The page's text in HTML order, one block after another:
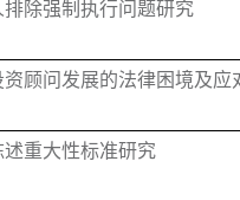
除强制执行问题研究
顾问发展的法律困境及应
重大性标准研究